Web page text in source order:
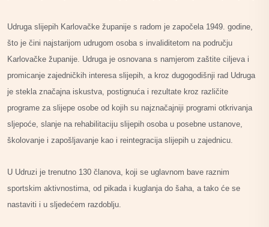
Udruga slijepih Karlovačke županije s radom je započela 1949. godine,
što je čini najstarijom udrugom osoba s invaliditetom na području
Karlovačke županije. Udruga je osnovana s namjerom zaštite ciljeva i
promicanje zajedničkih interesa slijepih, a kroz dugogodišnji rad Udruga
je stekla značajna iskustva, postignuća i rezultate kroz različite
programe za slijepe osobe od kojih su najznačajniji programi otkrivanja
sljepoće, slanje na rehabilitaciju slijepih osoba u posebne ustanove,
školovanje i zapošljavanje kao i reintegracija slijepih u zajednicu.
U Udruzi je trenutno 130 članova, koji se uglavnom bave raznim
sportskim aktivnostima, od pikada i kuglanja do šaha, a tako će se
nastaviti i u sljedećem razdoblju.